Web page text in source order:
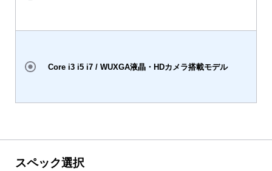
Core i3 i5 i7 / WUXGA液晶・HDカメラ搭載モデル
スペック選択